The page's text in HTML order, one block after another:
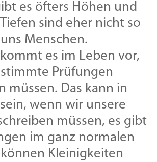
es öfters Höhen und
sind eher nicht so
Menschen.
es im Leben vor,
Prüfungen
müssen. Das kann in
wenn wir unsere
müssen, es gibt
im ganz normalen
Kleinigkeiten